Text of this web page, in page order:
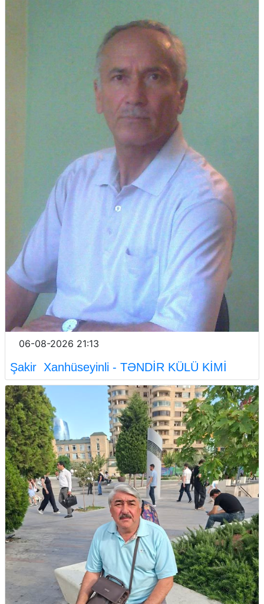
06-08-2026 21:13
Şakir Xanhüseyinli - TƏNDİR KÜLÜ KİMİ